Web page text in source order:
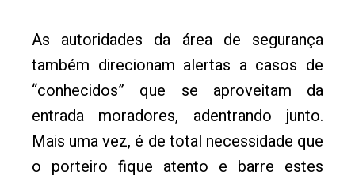
As autoridades da área de segurança
também direcionam alertas a casos de
“conhecidos” que se aproveitam da
entrada moradores, adentrando junto.
Mais uma vez, é de total necessidade que
o porteiro fique atento e barre estes